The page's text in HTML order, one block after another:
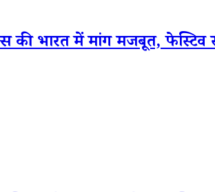
भारत में मांग मजबूत, फेस्टिव